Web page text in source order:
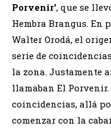
Porvenir’, que se
Hembra Brangus. En
Walter Orodá, el
serie de
la zona. Justamente
llamaban El
coincidencias, allá
comenzar con la